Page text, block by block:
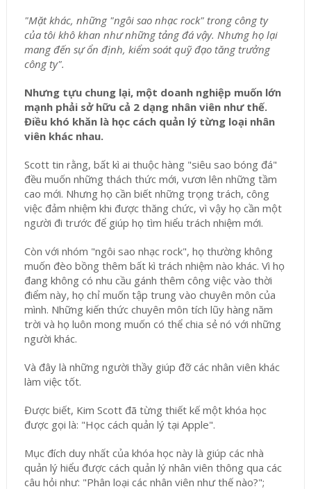
"Mặt khác, những "ngôi sao nhạc rock" trong công ty
của tôi khô khan như những tảng đá vậy. Nhưng họ lại
mang đến sự ổn định, kiểm soát quỹ đạo tăng trưởng
công ty".
Nhưng tựu chung lại, một doanh nghiệp muốn lớn
mạnh phải sở hữu cả 2 dạng nhân viên như thế.
Điều khó khăn là học cách quản lý từng loại nhân
viên khác nhau.
Scott tin rằng, bất kì ai thuộc hàng "siêu sao bóng đá"
đều muốn những thách thức mới, vươn lên những tầm
cao mới. Nhưng họ cần biết những trọng trách, công
việc đảm nhiệm khi được thăng chức, vì vậy họ cần một
người đi trước để giúp họ tìm hiểu trách nhiệm mới.
Còn với nhóm "ngôi sao nhạc rock", họ thường không
muốn đèo bồng thêm bất kì trách nhiệm nào khác. Vì họ
đang không có nhu cầu gánh thêm công việc vào thời
điểm này, họ chỉ muốn tập trung vào chuyên môn của
mình. Những kiến thức chuyên môn tích lũy hàng năm
trời và họ luôn mong muốn có thể chia sẻ nó với những
người khác.
Và đây là những người thầy giúp đỡ các nhân viên khác
làm việc tốt.
Được biết, Kim Scott đã từng thiết kế một khóa học
được gọi là: "Học cách quản lý tại Apple".
Mục đích duy nhất của khóa học này là giúp các nhà
quản lý hiểu được cách quản lý nhân viên thông qua các
câu hỏi như: "Phân loại các nhân viên như thế nào?";